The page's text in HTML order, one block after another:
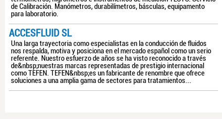
de Calibración. Manómetros, durabilímetros, básculas, equipamento
para laboratorio.
ACCESFLUID SL
Una larga trayectoria como especialistas en la conducción de fluidos
nos respalda, motiva y posiciona en el mercado español como un serio
referente. Nuestro esfuerzo de años se ha visto reconocido a través
de&nbsp;nuestras marcas representadas de prestigio internacional
como TEFEN. TEFEN&nbsp;es un fabricante de renombre que ofrece
soluciones a una amplia gama de sectores para tratamientos...